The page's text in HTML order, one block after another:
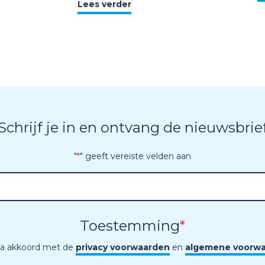
Lees verder
je in en ontvang de
"*" geeft vereiste velden aan
Toestemming*
akkoord met de privacy voorwaarden en algemene